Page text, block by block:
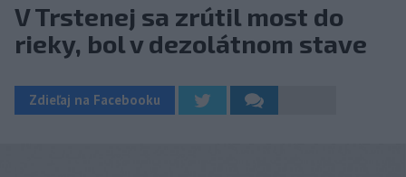
V Trstenej sa zrútil most do
rieky, bol v dezolátnom stave
Zdieľaj na Facebooku